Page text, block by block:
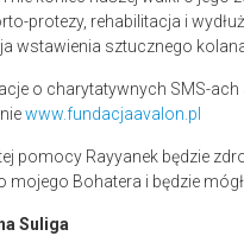
protezy, rehabilitacja i
wstawienia sztucznego
o charytatywnych SMS-
www.fundacjaavalon.pl
pomocy Rayyanek będzie
mojego Bohatera i będzie
Suliga